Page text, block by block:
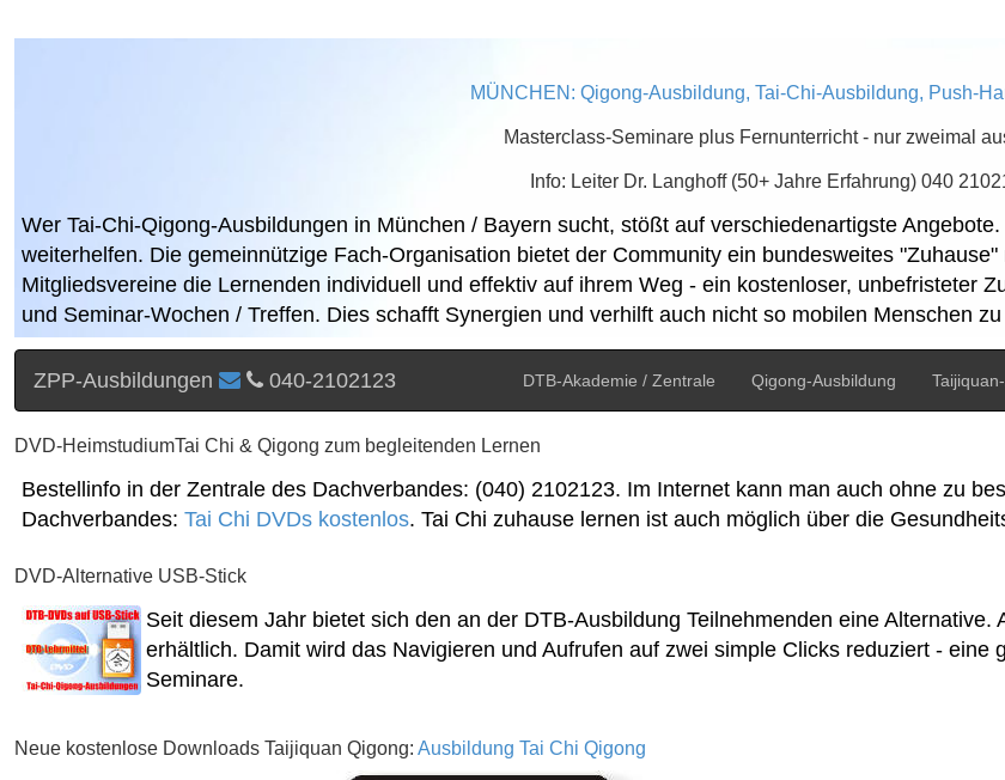
MÜNCHEN: Qigong-Ausbildung, Tai-Chi-Ausbildung, Push-
Masterclass-Seminare plus Fernunterricht - nur zweimal
Info: Leiter Dr. Langhoff (50+ Jahre Erfahrung) 040
Wer Tai-Chi-Qigong-Ausbildungen in München / Bayern sucht, stößt auf verschiedenartigste
weiterhelfen. Die gemeinnützige Fach-Organisation bietet der Community ein bundesweites
Mitgliedsvereine die Lernenden individuell und effektiv auf ihrem Weg - ein kostenloser, unbefristeter
und Seminar-Wochen / Treffen. Dies schafft Synergien und verhilft auch nicht so mobilen Menschen
ZPP-Ausbildungen 040-2102123 DTB-Akademie / Zentrale Qigong-Ausbildung
DVD-HeimstudiumTai Chi & Qigong zum begleitenden Lernen
Bestellinfo in der Zentrale des Dachverbandes: (040) 2102123. Im Internet kann man auch ohne zu
Dachverbandes: Tai Chi DVDs kostenlos. Tai Chi zuhause lernen ist auch möglich über die
DVD-Alternative USB-Stick
Seit diesem Jahr bietet sich den an der DTB-Ausbildung Teilnehmenden eine
erhältlich. Damit wird das Navigieren und Aufrufen auf zwei simple Clicks reduziert -
Seminare.
Neue kostenlose Downloads Taijiquan Qigong: Ausbildung Tai Chi Qigong